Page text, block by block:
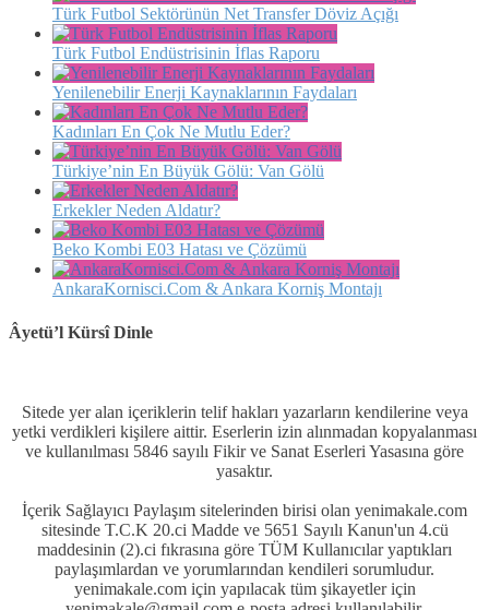
Türk Futbol Sektörünün Net Transfer Döviz Açığı
Türk Futbol Endüstrisinin İflas Raporu
Yenilenebilir Enerji Kaynaklarının Faydaları
Kadınları En Çok Ne Mutlu Eder?
Türkiye’nin En Büyük Gölü: Van Gölü
Erkekler Neden Aldatır?
Beko Kombi E03 Hatası ve Çözümü
AnkaraKornisci.Com & Ankara Korniş Montajı
Âyetü’l Kürsî Dinle
Sitede yer alan içeriklerin telif hakları yazarların kendilerine veya
yetki verdikleri kişilere aittir. Eserlerin izin alınmadan kopyalanması
ve kullanılması 5846 sayılı Fikir ve Sanat Eserleri Yasasına göre
yasaktır.
İçerik Sağlayıcı Paylaşım sitelerinden birisi olan yenimakale.com
sitesinde T.C.K 20.ci Madde ve 5651 Sayılı Kanun'un 4.cü
maddesinin (2).ci fıkrasına göre TÜM Kullanıcılar yaptıkları
paylaşımlardan ve yorumlarından kendileri sorumludur.
yenimakale.com için yapılacak tüm şikayetler için